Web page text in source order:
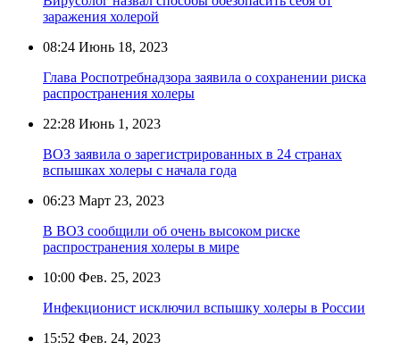
заражения холерой
08:24 Июнь 18, 2023
Глава Роспотребнадзора заявила о сохранении риска
распространения холеры
22:28 Июнь 1, 2023
ВОЗ заявила о зарегистрированных в 24 странах
вспышках холеры с начала года
06:23 Март 23, 2023
В ВОЗ сообщили об очень высоком риске
распространения холеры в мире
10:00 Фев. 25, 2023
Инфекционист исключил вспышку холеры в России
15:52 Фев. 24, 2023